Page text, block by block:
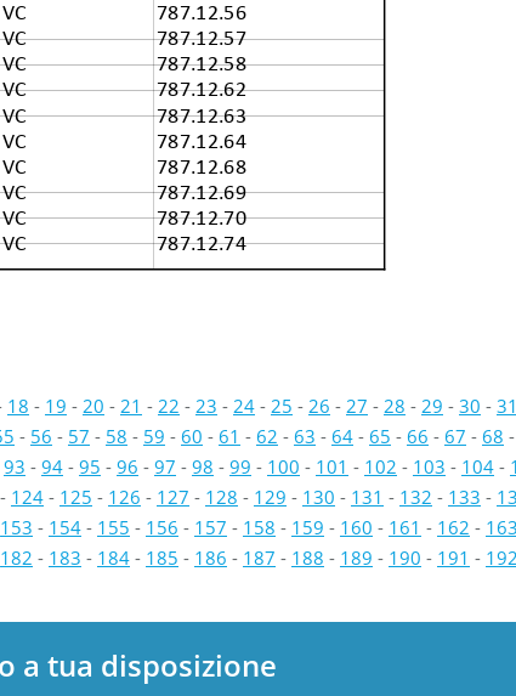
VC
787.12.56
VC
787.12.57
VC
787.12.58
VC
787.12.62
VC
787.12.63
VC
787.12.64
VC
787.12.68
VC
787.12.69
VC
787.12.70
VC 787.12.74
18 - 19 - 20 - 21 - 22 - 23 - 24 - 25 - 26 - 27 - 28 - 29 - 30 - 31
- 56 - 57 - 58 - 59 - 60 - 61 - 62 - 63 - 64 - 65 - 66 - 67 - 68 -
93 - 94 - 95 - 96 - 97 - 98 - 99 - 100 - 101 - 102 - 103 - 104 -
- 124 - 125 - 126 - 127 - 128 - 129 - 130 - 131 - 132 - 133 -
153 - 154 - 155 - 156 - 157 - 158 - 159 - 160 - 161 - 162 - 163
182 - 183 - 184 - 185 - 186 - 187 - 188 - 189 - 190 - 191 - 192
a tua disposizione